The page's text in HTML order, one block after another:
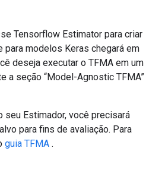
Tensorflow Estimator para criar
para modelos Keras chegará em
deseja executar o TFMA em um
a seção “Model-Agnostic TFMA”
seu Estimador, você precisará
para fins de avaliação. Para
guia TFMA .